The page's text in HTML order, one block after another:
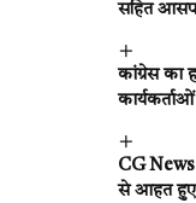
सहित
कांग्रेस का
CG News
से आहत हुए